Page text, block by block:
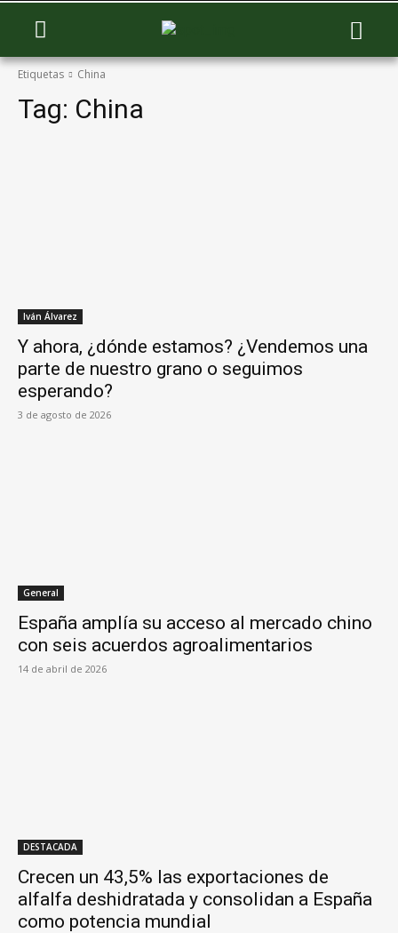
Etiquetas China
Tag: China
Iván Álvarez
Y ahora, ¿dónde estamos? ¿Vendemos una
parte de nuestro grano o seguimos
esperando?
3 de agosto de 2026
General
España amplía su acceso al mercado chino
con seis acuerdos agroalimentarios
14 de abril de 2026
DESTACADA
Crecen un 43,5% las exportaciones de
alfalfa deshidratada y consolidan a España
como potencia mundial